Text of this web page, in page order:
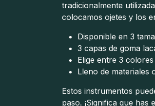
tradicionalmente
colocamos ojetes y los
Disponible en 3
3 capas de goma
Elige entre 3
Lleno de materiales
Estos instrumentos
paso. ¡Significa que has